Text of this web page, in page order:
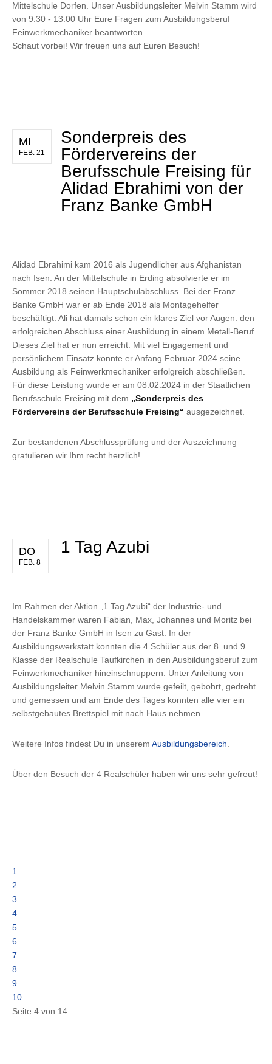
Mittelschule Dorfen. Unser Ausbildungsleiter Melvin Stamm wird
von 9:30 - 13:00 Uhr Eure Fragen zum Ausbildungsberuf
Feinwerkmechaniker beantworten.
Schaut vorbei! Wir freuen uns auf Euren Besuch!
MI
FEB. 21
Sonderpreis des
Fördervereins der
Berufsschule Freising für
Alidad Ebrahimi von der
Franz Banke GmbH
Alidad Ebrahimi kam 2016 als Jugendlicher aus Afghanistan
nach Isen. An der Mittelschule in Erding absolvierte er im
Sommer 2018 seinen Hauptschulabschluss. Bei der Franz
Banke GmbH war er ab Ende 2018 als Montagehelfer
beschäftigt. Ali hat damals schon ein klares Ziel vor Augen: den
erfolgreichen Abschluss einer Ausbildung in einem Metall-Beruf.
Dieses Ziel hat er nun erreicht. Mit viel Engagement und
persönlichem Einsatz konnte er Anfang Februar 2024 seine
Ausbildung als Feinwerkmechaniker erfolgreich abschließen.
Für diese Leistung wurde er am 08.02.2024 in der Staatlichen
Berufsschule Freising mit dem „Sonderpreis des
Fördervereins der Berufsschule Freising“ ausgezeichnet.
Zur bestandenen Abschlussprüfung und der Auszeichnung
gratulieren wir Ihm recht herzlich!
DO
FEB. 8
1 Tag Azubi
Im Rahmen der Aktion „1 Tag Azubi“ der Industrie- und
Handelskammer waren Fabian, Max, Johannes und Moritz bei
der Franz Banke GmbH in Isen zu Gast. In der
Ausbildungswerkstatt konnten die 4 Schüler aus der 8. und 9.
Klasse der Realschule Taufkirchen in den Ausbildungsberuf zum
Feinwerkmechaniker hineinschnuppern. Unter Anleitung von
Ausbildungsleiter Melvin Stamm wurde gefeilt, gebohrt, gedreht
und gemessen und am Ende des Tages konnten alle vier ein
selbstgebautes Brettspiel mit nach Haus nehmen.
Weitere Infos findest Du in unserem Ausbildungsbereich
Über den Besuch der 4 Realschüler haben wir uns sehr gefreut!
1
2
3
4
5
6
7
8
9
10
Seite 4 von 14